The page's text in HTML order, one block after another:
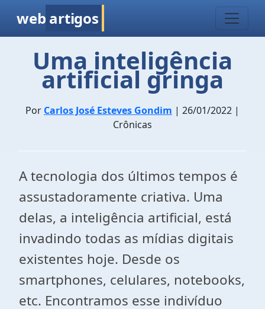
web artigos
Uma inteligência
artificial gringa
Por Carlos José Esteves Gondim | 26/01/2022 |
Crônicas
A tecnologia dos últimos tempos é
assustadoramente criativa. Uma
delas, a inteligência artificial, está
invadindo todas as mídias digitais
existentes hoje. Desde os
smartphones, celulares, notebooks,
etc. Encontramos esse indivíduo